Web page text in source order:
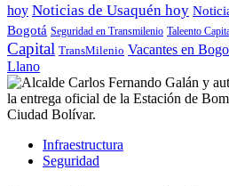
hoy Noticias de Usaquén hoy
Bogotá Seguridad en Transmilenio Taleento
Capital TransMilenio Vacantes en
Llano
Infraestructura
Seguridad